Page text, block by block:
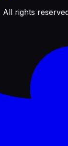
rights